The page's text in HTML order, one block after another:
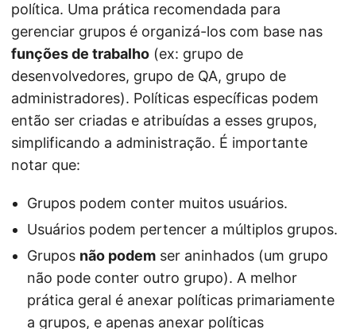
política. Uma prática recomendada para
gerenciar grupos é organizá-los com base nas
funções de trabalho (ex: grupo de
desenvolvedores, grupo de QA, grupo de
administradores). Políticas específicas podem
então ser criadas e atribuídas a esses grupos,
simplificando a administração. É importante
notar que:
Grupos podem conter muitos usuários.
Usuários podem pertencer a múltiplos grupos.
Grupos não podem ser aninhados (um grupo
não pode conter outro grupo). A melhor
prática geral é anexar políticas primariamente
a grupos, e apenas anexar políticas